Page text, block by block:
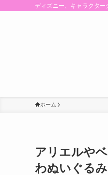
ディズニー、キャラクタ
ホーム
アリエルや
わぬいぐるみ